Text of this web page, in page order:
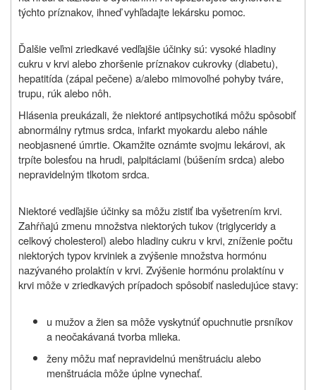
týchto príznakov, ihneď vyhľadajte lekársku pomoc.
Ďalšie veľmi zriedkavé vedľajšie účinky sú: vysoké hladiny
cukru v krvi alebo zhoršenie príznakov cukrovky (diabetu),
hepatitída (zápal pečene) a/alebo mimovoľné pohyby tváre,
trupu, rúk alebo nôh.
Hlásenia preukázali, že niektoré antipsychotiká môžu spôsobiť
abnormálny rytmus srdca, infarkt myokardu alebo náhle
neobjasnené úmrtie. Okamžite oznámte svojmu lekárovi, ak
trpíte bolesťou na hrudi, palpitáciami (búšením srdca) alebo
nepravidelným tlkotom srdca.
Niektoré vedľajšie účinky sa môžu zistiť iba vyšetrením krvi.
Zahŕňajú zmenu množstva niektorých tukov (triglyceridy a
celkový cholesterol) alebo hladiny cukru v krvi, zníženie počtu
niektorých typov krviniek a zvýšenie množstva hormónu
nazývaného prolaktín v krvi. Zvýšenie hormónu prolaktínu v
krvi môže v zriedkavých prípadoch spôsobiť nasledujúce stavy:
u mužov a žien sa môže vyskytnúť opuchnutie prsníkov
a neočakávaná tvorba mlieka.
ženy môžu mať nepravidelnú menštruáciu alebo
menštruácia môže úplne vynechať.